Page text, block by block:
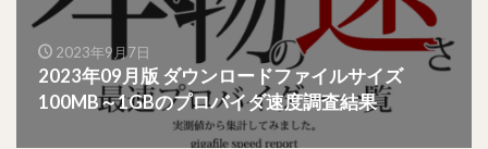
2023年9月7日
2023年09月版 ダウンロードファイルサイズ
100MB～1GBのプロバイダ速度調査結果